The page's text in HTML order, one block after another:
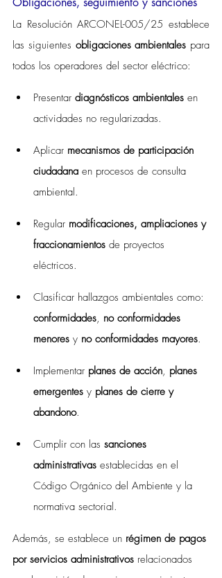
La Resolución ARCONEL-005/25 establece
las siguientes obligaciones ambientales para
todos los operadores del sector eléctrico:
Presentar diagnósticos ambientales en
actividades no regularizadas.
Aplicar mecanismos de participación
ciudadana en procesos de consulta
ambiental.
Regular modificaciones, ampliaciones y
fraccionamientos de proyectos
eléctricos.
Clasificar hallazgos ambientales como:
conformidades, no conformidades
menores y no conformidades mayores.
Implementar planes de acción, planes
emergentes y planes de cierre y
abandono.
Cumplir con las sanciones
administrativas establecidas en el
Código Orgánico del Ambiente y la
normativa sectorial.
Además, se establece un régimen de pagos
por servicios administrativos relacionados